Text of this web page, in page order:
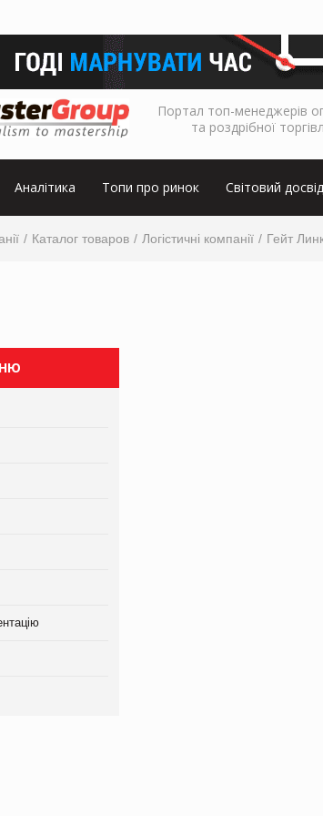
Портал топ-менеджерів
та роздрібної
Аналітика Топи про ринок Світовий досвід
Каталог товаров Логістичні компанії Гейт